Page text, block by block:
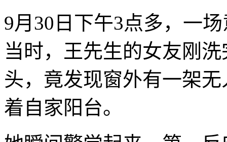
9月30日下午3点多，一
当时，王先生的女友刚
头，竟发现窗外有一架
着自家阳台。